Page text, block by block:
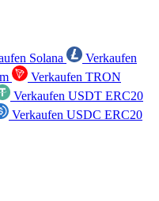
Solana
Verkaufen
Verkaufen TRON
Verkaufen USDT ERC20
Verkaufen USDC ERC20